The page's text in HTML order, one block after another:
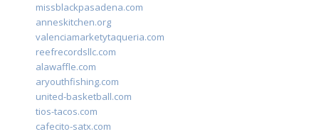
missblackpasadena.com
anneskitchen.org
valenciamarketytaqueria.com
reefrecordsllc.com
alawaffle.com
aryouthfishing.com
united-basketball.com
tios-tacos.com
cafecito-satx.com